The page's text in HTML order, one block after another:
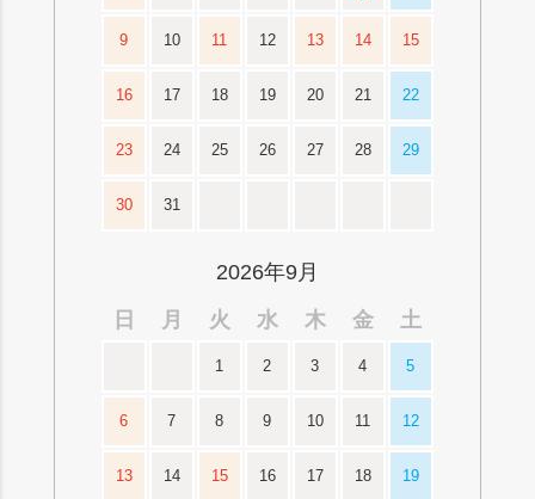
9 10 11 12 13 14 15
16 17 18 19 20 21 22
23 24 25 26 27 28 29
30 31
2026年9月
日
月 火 水 木 金 土
1 2 3 4 5
6 7 8 9 10 11 12
13 14 15 16 17 18 19